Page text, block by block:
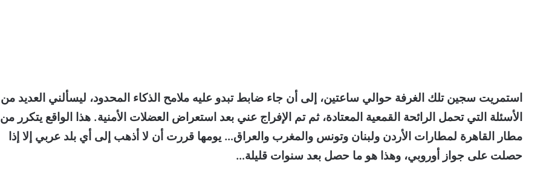
استمريت سجين تلك الغرفة حوالي ساعتين، إلى أن جاء ضابط تبدو عليه ملامح الذكاء المحدود، ليسألني العديد من
الأسئلة التي تحمل الرائحة القمعية المعتادة، ثم تم الإفراج عني بعد استعراض العضلات الأمنية. هذا الواقع يتكرر من
مطار القاهرة لمطارات الأردن ولبنان وتونس والمغرب والعراق… يومها قررت أن لا أذهب إلى أي بلد عربي إلا إذا
حصلت على جواز أوروبي، وهذا هو ما حصل بعد سنوات قليلة…